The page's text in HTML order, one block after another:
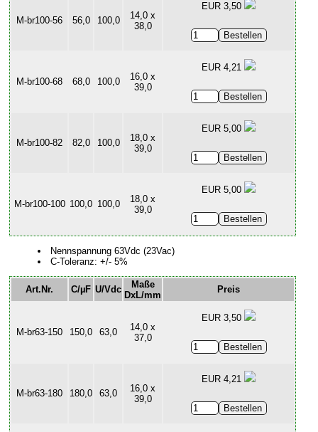
M-br100-56 56,0 100,0
14,0 x
38,0
EUR 3,50
M-br100-68 68,0 100,0
16,0 x
39,0
EUR 4,21
M-br100-82 82,0 100,0
18,0 x
39,0
EUR 5,00
M-br100-100 100,0 100,0
18,0 x
39,0
EUR 5,00
Nennspannung 63Vdc (23Vac)
C-Toleranz: +/- 5%
Art.Nr. C/µF U/Vdc
Maße
DxL/mm
Preis
M-br63-150 150,0 63,0
14,0 x
37,0
EUR 3,50
M-br63-180 180,0 63,0
16,0 x
39,0
EUR 4,21